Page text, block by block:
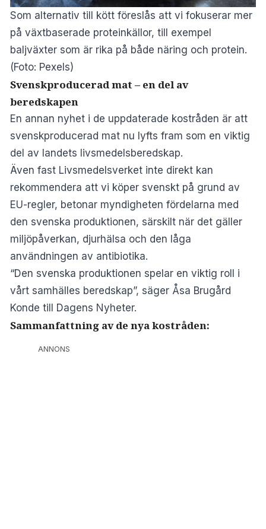
Som alternativ till kött föreslås att vi fokuserar mer
på växtbaserade proteinkällor, till exempel
baljväxter som är rika på både näring och protein.
(Foto: Pexels)
Svenskproducerad mat – en del av
beredskapen
En annan nyhet i de uppdaterade kostråden är att
svenskproducerad mat nu lyfts fram som en viktig
del av landets livsmedelsberedskap.
Även fast Livsmedelsverket inte direkt kan
rekommendera att vi köper svenskt på grund av
EU-regler, betonar myndigheten fördelarna med
den svenska produktionen, särskilt när det gäller
miljöpåverkan, djurhälsa och den låga
användningen av antibiotika.
“Den svenska produktionen spelar en viktig roll i
vårt samhälles beredskap”, säger Åsa Brugård
Konde till Dagens Nyheter.
Sammanfattning av de nya kostråden:
ANNONS